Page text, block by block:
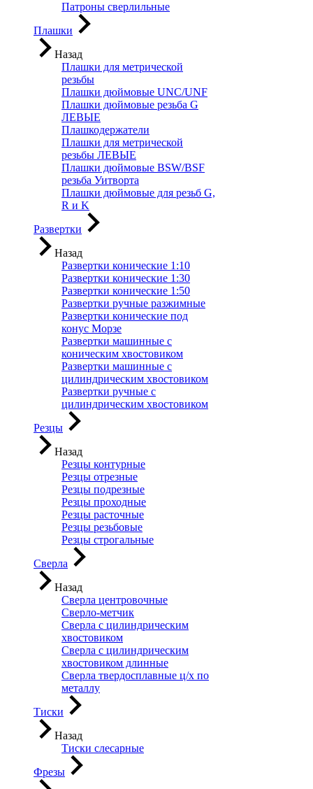
Патроны сверлильные
Плашки
Назад
Плашки для метрической
резьбы
Плашки дюймовые UNC/UNF
Плашки дюймовые резьба G
ЛЕВЫЕ
Плашкодержатели
Плашки для метрической
резьбы ЛЕВЫЕ
Плашки дюймовые BSW/BSF
резьба Уитворта
Плашки дюймовые для резьб G,
R и K
Развертки
Назад
Развертки конические 1:10
Развертки конические 1:30
Развертки конические 1:50
Развертки ручные разжимные
Развертки конические под
конус Морзе
Развертки машинные с
коническим хвостовиком
Развертки машинные с
цилиндрическим хвостовиком
Развертки ручные с
цилиндрическим хвостовиком
Резцы
Назад
Резцы контурные
Резцы отрезные
Резцы подрезные
Резцы проходные
Резцы расточные
Резцы резьбовые
Резцы строгальные
Сверла
Назад
Сверла центровочные
Сверло-метчик
Сверла с цилиндрическим
хвостовиком
Сверла с цилиндрическим
хвостовиком длинные
Сверла твердосплавные ц/х по
металлу
Тиски
Назад
Тиски слесарные
Фрезы